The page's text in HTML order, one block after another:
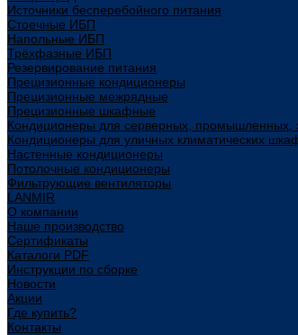
Источники бесперебойного питания
Стоечные ИБП
Напольные ИБП
Трёхфазные ИБП
Резервирование питания
Прецизионные кондиционеры
Прецизионные межрядные
Прецизионные шкафные
Кондиционеры для серверных, промышленных,
Кондиционеры для уличных климатических
Настенные кондиционеры
Потолочные кондиционеры
Фильтрующие вентиляторы
LANMIR
О компании
Наше производство
Сертификаты
Каталоги PDF
Инструкции по сборке
Новости
Акции
Где купить?
Контакты